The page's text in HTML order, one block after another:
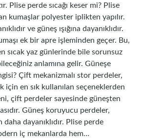
Plise perde sıcağı keser mi? Plise
kumaşlar polyester iplikten yapılır.
ve güneş ışığına dayanıklıdır.
ek bir apre işleminden geçer. Bu,
sıcak yaz günlerinde bile sorunsuz
anlamına gelir. Güneşe
Çift mekanizmalı stor perdeler,
için en sık kullanılan seçeneklerden
çift perdeler sayesinde güneşten
Güneş koruyucu perdeler,
dayanıklıdır. Plise perde
iç mekanlarda hem…